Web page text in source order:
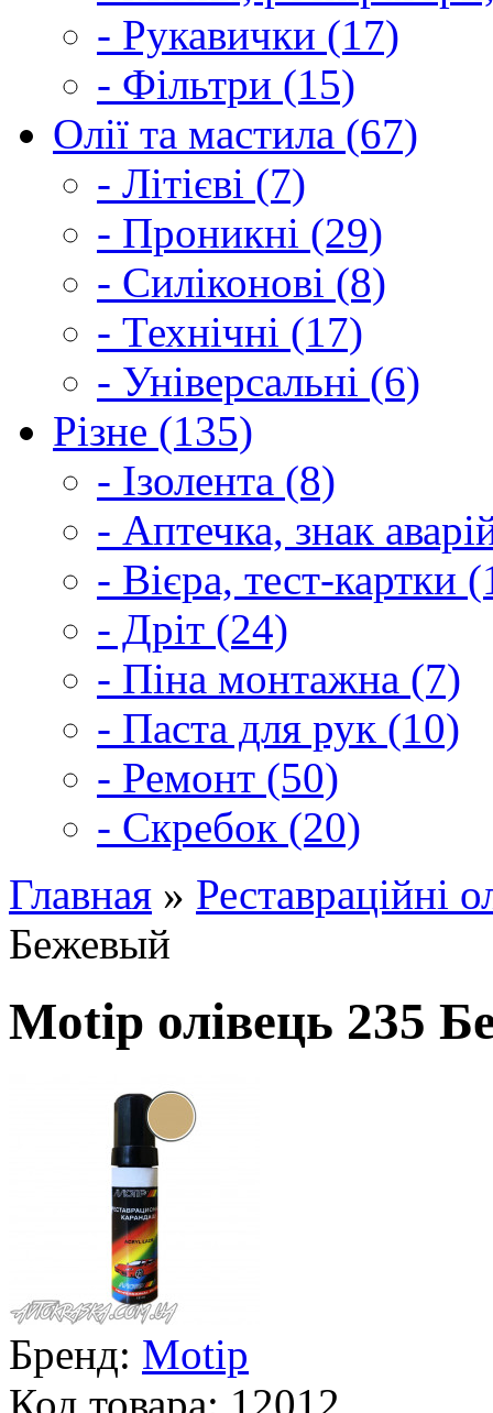
- Рукавички (17)
- Фільтри (15)
Олії та мастила (67)
- Літієві (7)
- Проникні (29)
- Силіконові (8)
- Технічні (17)
- Універсальні (6)
Різне (135)
- Ізолента (8)
- Аптечка, знак
- Вієра, тест-картки
- Дріт (24)
- Піна монтажна (7)
- Паста для рук (10)
- Ремонт (50)
- Скребок (20)
Главная » Реставраційні
Бежевый
Motip олівець 235
Бренд: Motip